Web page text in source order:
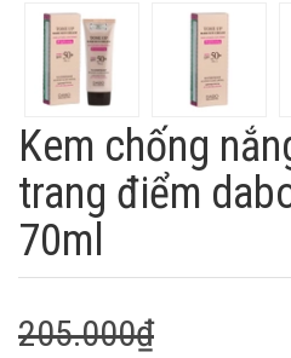
Kem chống
trang điểm
70ml
205.000₫